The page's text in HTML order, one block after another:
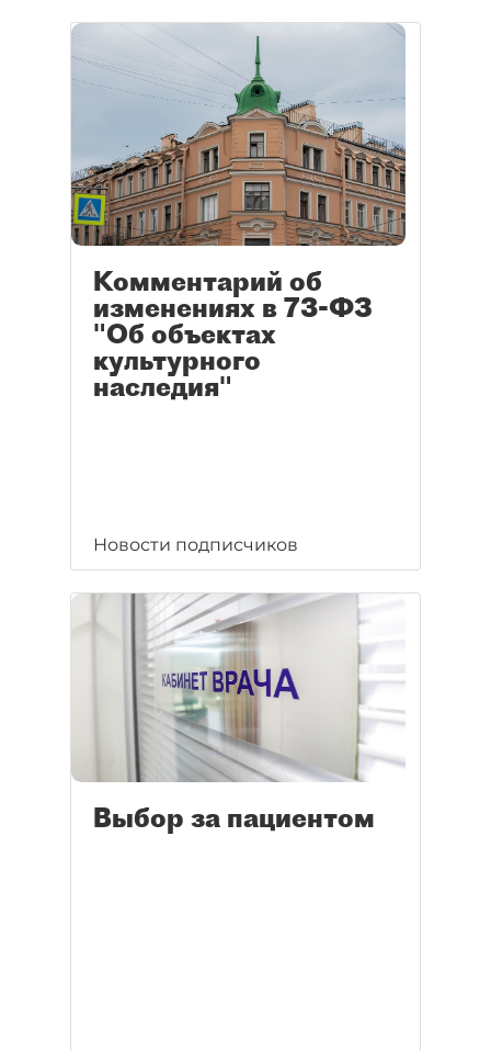
Комментарий об
изменениях в 73-ФЗ
"Об объектах
культурного
наследия"
Новости подписчиков
Выбор за пациентом